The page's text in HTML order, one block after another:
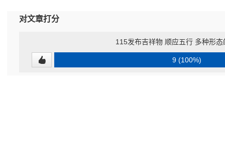
对文章打分
115发布吉祥物 顺应五行 多种形态
9 (100%)